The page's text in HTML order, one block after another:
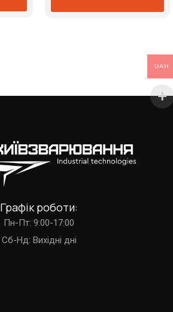
Графік роботи:
Пн-Пт: 9:00-17:00
Cб-Нд: Вихідні дні
UAH